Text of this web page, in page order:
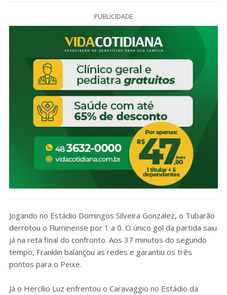
PUBLICIDADE
Jogando no Estádio Domingos Silveira Gonzalez, o Tubarão
derrotou o Fluminense por 1 a 0. O único gol da partida saiu
já na reta final do confronto. Aos 37 minutos do segundo
tempo, Franklin balançou as redes e garantiu os três
pontos para o Peixe.
Já o Hercílio Luz enfrentou o Caravaggio no Estádio da